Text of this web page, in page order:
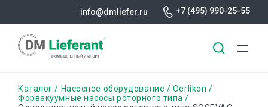
info@dmliefer.ru +7 (495) 990-25-55
Строка
Каталог Насосное оборудование
Oerlikon
Форвакуумные насосы роторного типа